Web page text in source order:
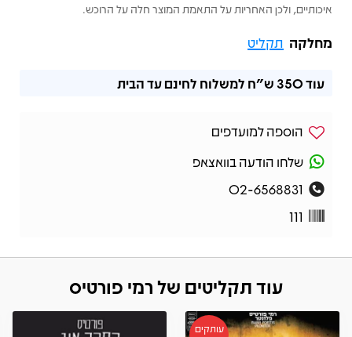
איכותיים, ולכן האחריות על התאמת המוצר חלה על הרוכש.
מחלקה תקליט
עוד350 ש"ח למשלוח לחינם עד הבית
הוספה למועדפים
שלחו הודעה בוואצאפ
02-6568831
111
עוד תקליטים של רמי פורטיס